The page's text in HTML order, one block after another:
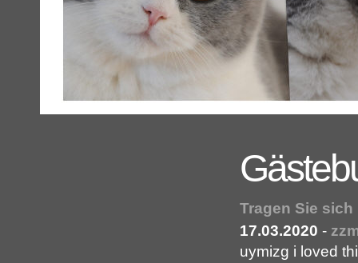
Tragen Sie
17.03.2020 -
uymizg i loved